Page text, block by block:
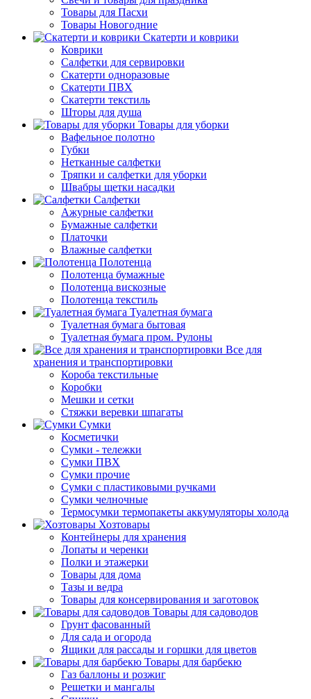
Товары для Пасхи
Товары Новогодние
Скатерти и коврики
Коврики
Салфетки для сервировки
Скатерти одноразовые
Скатерти ПВХ
Скатерти текстиль
Шторы для душа
Товары для уборки
Вафельное полотно
Губки
Нетканные салфетки
Тряпки и салфетки для уборки
Швабры щетки насадки
Салфетки
Ажурные салфетки
Бумажные салфетки
Платочки
Влажные салфетки
Полотенца
Полотенца бумажные
Полотенца вискозные
Полотенца текстиль
Туалетная бумага
Туалетная бумага бытовая
Туалетная бумага пром. Рулоны
Все для
хранения и транспортировки
Короба текстильные
Коробки
Мешки и сетки
Стяжки веревки шпагаты
Сумки
Косметички
Сумки - тележки
Сумки ПВХ
Сумки прочие
Сумки с пластиковыми ручками
Сумки челночные
Термосумки термопакеты аккумуляторы холода
Хозтовары
Контейнеры для хранения
Лопаты и черенки
Полки и этажерки
Товары для дома
Тазы и ведра
Товары для консервирования и заготовок
Товары для садоводов
Грунт фасованный
Для сада и огорода
Ящики для рассады и горшки для цветов
Товары для барбекю
Газ баллоны и розжиг
Решетки и мангалы